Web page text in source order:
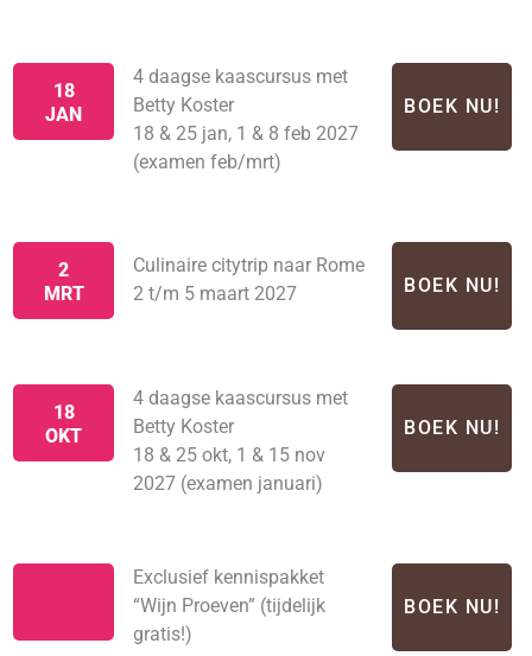
18
JAN
4 daagse kaascursus met
Betty Koster
18 & 25 jan, 1 & 8 feb 2027
(examen feb/mrt)
BOEK NU!
2
MRT
Culinaire citytrip naar Rome
2 t/m 5 maart 2027
BOEK NU!
18
OKT
4 daagse kaascursus met
Betty Koster
18 & 25 okt, 1 & 15 nov
2027 (examen januari)
BOEK NU!
Exclusief kennispakket
“Wijn Proeven” (tijdelijk
gratis!)
BOEK NU!